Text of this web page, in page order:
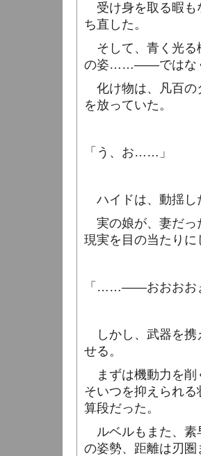
受け身を取る暇も
ち直した。
そして、青く光る
の姿……――ではなく
化け物は、凡百の
を放っていた。
「う、お……」
ハイドは、動揺し
実の娘が、妻だっ
現実を目の当たり
「……――おおおお
しかし、武器を携
せる。
まずは機動力を削
そいつを抑えられ
算段だった。
ルベルもまた、素
の姿勢、距離は刃